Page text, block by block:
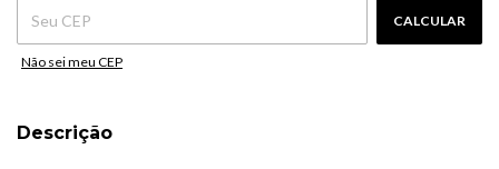
CALCULAR
Não sei meu CEP
Descrição